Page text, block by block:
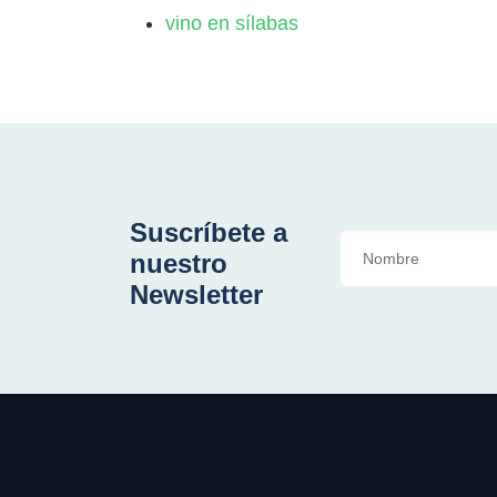
vino en sílabas
Suscríbete a
nuestro
Newsletter